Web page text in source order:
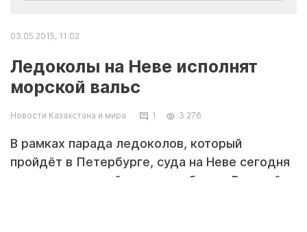
03.05.2015, 11:02
Ледоколы на Неве исполнят
морской вальс
Новости Казахстана и мира 1 3 276
В рамках парада ледоколов, который
пройдёт в Петербурге, суда на Неве сегодня
исполнят морской вальс, сообщил «Русской